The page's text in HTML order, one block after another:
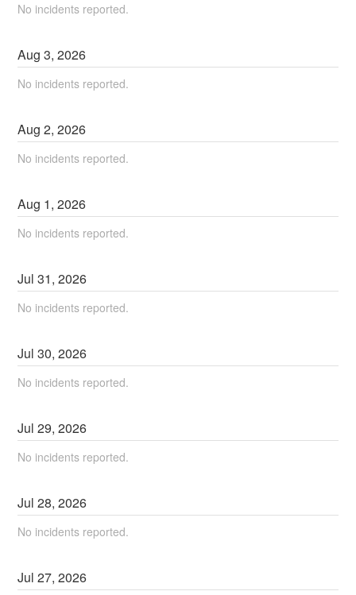
No incidents reported.
Aug3,2026
No incidents reported.
Aug2,2026
No incidents reported.
Aug 1,2026
No incidents reported.
Jul31,2026
No incidents reported.
Jul30,2026
No incidents reported.
Jul29,2026
No incidents reported.
Jul28,2026
No incidents reported.
Jul27,2026